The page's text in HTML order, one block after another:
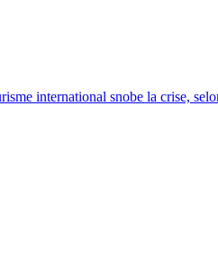
international snobe la crise,